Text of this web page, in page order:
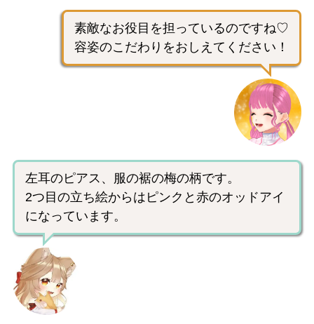
素敵なお役目を担っているのですね♡
容姿のこだわりをおしえてください！
左耳のピアス、服の裾の梅の柄です。
2つ目の立ち絵からはピンクと赤のオッドアイ
になっています。